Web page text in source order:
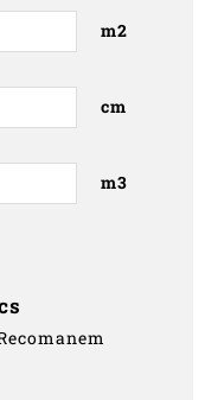
m2
cm
m3